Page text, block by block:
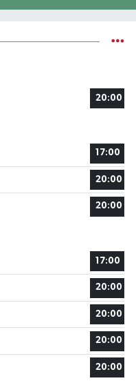
20:00
17:00
20:00
20:00
17:00
20:00
20:00
20:00
20:00